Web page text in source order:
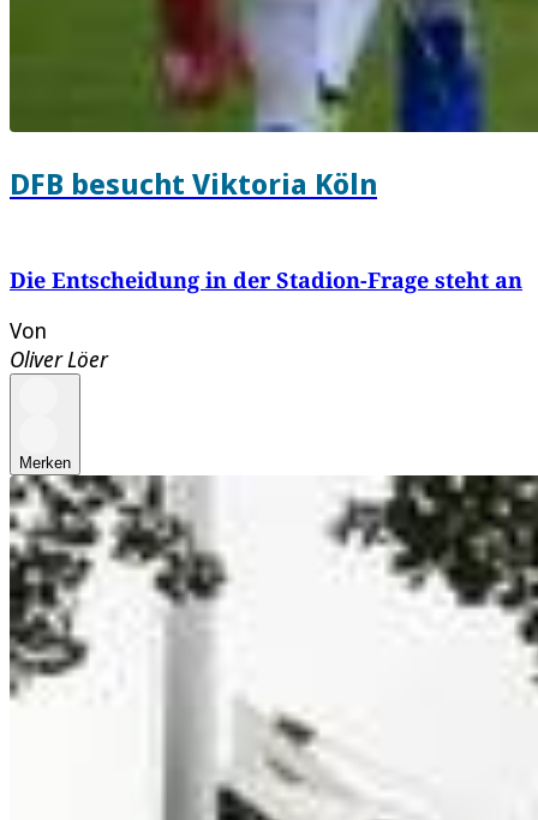
DFB besucht Viktoria Köln
Die Entscheidung in der Stadion-Frage steht an
Von
Oliver Löer
Merken